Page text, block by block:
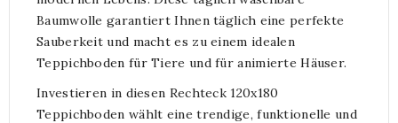
Baumwolle garantiert Ihnen täglich eine perfekte
Sauberkeit und macht es zu einem idealen
Teppichboden für Tiere und für animierte Häuser.
Investieren in diesen Rechteck 120x180
Teppichboden wählt eine trendige, funktionelle und